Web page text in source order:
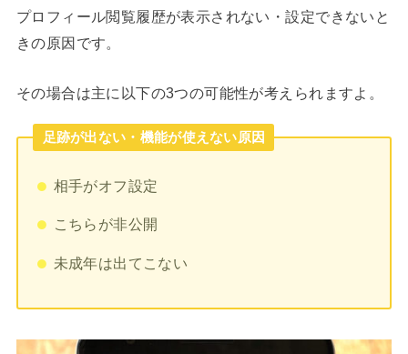
プロフィール閲覧履歴が表示されない・設定できないと
きの原因です。
その場合は主に以下の3つの可能性が考えられますよ。
足跡が出ない・機能が使えない原因
相手がオフ設定
こちらが非公開
未成年は出てこない